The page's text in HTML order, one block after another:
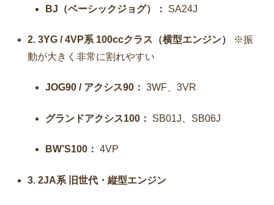
BJ（ベーシックジョグ）： SA24J
2. 3YG / 4VP系 100ccクラス（横型エンジン）
※振
動が大きく非常に割れやすい
JOG90 / アクシス90： 3WF、3VR
グランドアクシス100： SB01J、SB06J
BW’S100： 4VP
3. 2JA系 旧世代・縦型エンジン